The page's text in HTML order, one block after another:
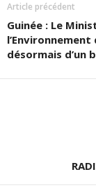
Article précédent
Guinée : Le
l’Environnement
désormais d’un